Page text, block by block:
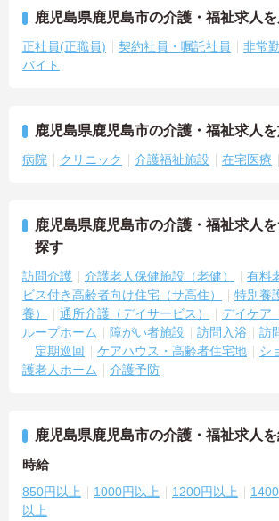
鹿児島県鹿児島市の介護・福祉求人
正社員(正職員) 契約社員・嘱託社員
非常
バイト
鹿児島県鹿児島市の介護・福祉求人
病院 クリニック 介護福祉施設 在宅医療
鹿児島県鹿児島市の介護・福祉求人
探す
訪問介護 介護老人保健施設（老健） 有料
ビス付き高齢者向け住宅（サ高住）
特別養
養）
通所介護（デイサービス） デイケア
ループホーム
障がい者施設 訪問入浴 訪
定期巡回
ケアハウス・高齢者住宅地 シ
護老人ホーム
介護予防
鹿児島県鹿児島市の介護・福祉求人
時給
850円以上 1000円以上 1200円以上
以上